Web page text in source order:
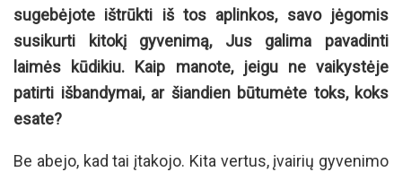
sugebėjote ištrūkti iš tos aplinkos, savo jėgomis
susikurti kitokį gyvenimą, Jus galima pavadinti
laimės kūdikiu. Kaip manote, jeigu ne vaikystėje
patirti išbandymai, ar šiandien būtumėte toks, koks
esate?
Be abejo, kad tai įtakojo. Kita vertus, įvairių gyvenimo